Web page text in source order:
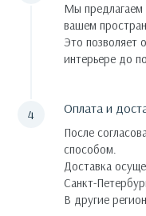
Мы предлагаем
вашем
Это позволяет
интерьере до
Оплата и
После
способом.
Доставка
Санкт-
В другие